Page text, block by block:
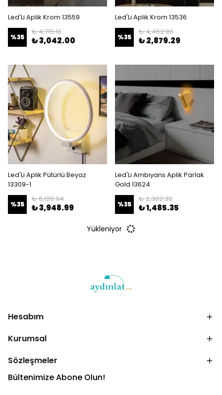
Led'Li Aplik Krom 13559
%35
₺ 4,715.10
₺ 3,042.00
Led'Li Aplik Krom 13536
%35
₺ 4,462.90
₺ 2,879.29
Led'Li Aplik Pütürlü Beyaz
13309-1
%35
₺ 6,120.94
₺ 3,948.99
Led'Li Ambiyans Aplik Parlak
Gold 13624
%35
₺ 2,302.30
₺ 1,485.35
Yükleniyor
Hesabım
Kurumsal
Sözleşmeler
Bültenimize Abone Olun!